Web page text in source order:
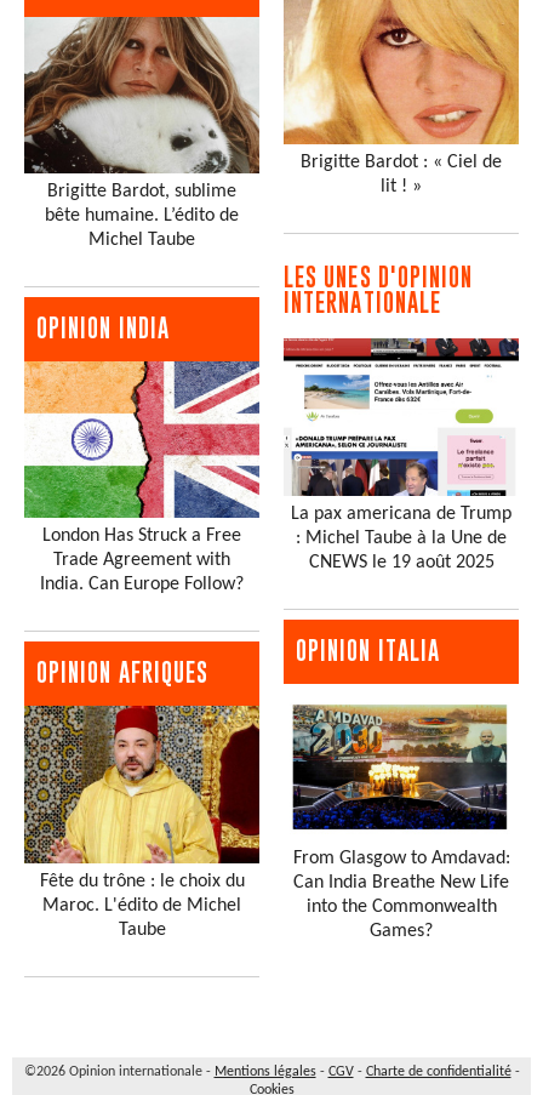
Brigitte Bardot, sublime
bête humaine. L’édito de
Michel Taube
OPINION INDIA
London Has Struck a Free
Trade Agreement with
India. Can Europe Follow?
OPINION AFRIQUES
Fête du trône : le choix du
Maroc. L'édito de Michel
Taube
Brigitte Bardot : « Ciel de
lit ! »
LES UNES D'OPINION
INTERNATIONALE
La pax americana de Trump
: Michel Taube à la Une de
CNEWS le 19 août 2025
OPINION ITALIA
From Glasgow to Amdavad:
Can India Breathe New Life
into the Commonwealth
Games?
©2026 Opinion internationale - Mentions légales- CGV- Charte de confidentialité-
Cookies